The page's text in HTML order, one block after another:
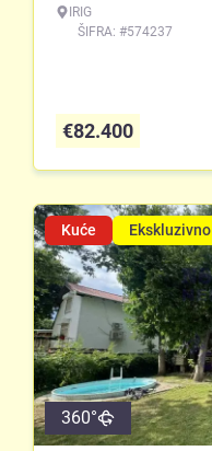
IRIG
ŠIFRA: #574237
€82.400
Kuće Ekskluzivno
360°